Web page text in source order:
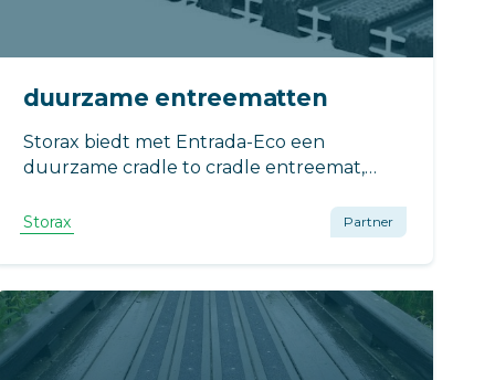
duurzame entreematten
Storax biedt met Entrada-Eco een
duurzame cradle to cradle entreemat,
vliegtuigbanden.
Storax Partner